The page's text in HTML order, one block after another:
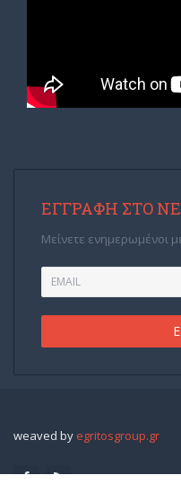
ΕΓΓΡΑΦΉ ΣΤΟ
Μείνετε ενημερωμένοι
weaved by egritosgroup.gr